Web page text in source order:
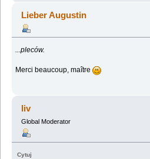
Lieber Augustin
...pleców.
Merci beaucoup, maître
liv
Global Moderator
Cytuj